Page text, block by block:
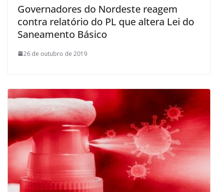
Governadores do Nordeste reagem
contra relatório do PL que altera Lei do
Saneamento Básico
26 de outubro de 2019